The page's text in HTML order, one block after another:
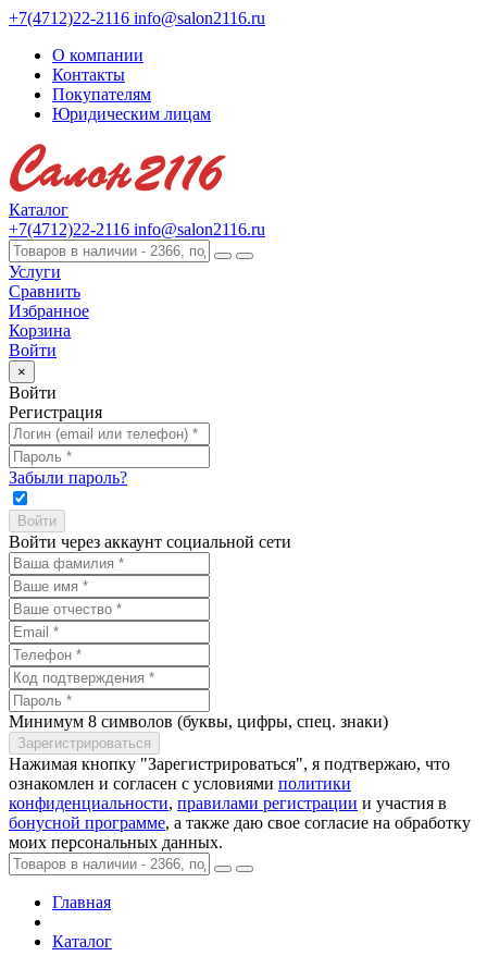
+7(4712)22-2116 info@salon2116.ru
О компании
Контакты
Покупателям
Юридическим лицам
Каталог
+7(4712)22-2116 info@salon2116.ru
Услуги
Сравнить
Избранное
Корзина
Войти
×
Войти
Регистрация
Забыли пароль?
Войти через аккаунт социальной сети
Минимум 8 символов (буквы, цифры, спец. знаки)
Нажимая кнопку "Зарегистрироваться", я подтвержаю, что
ознакомлен и согласен с условиями политики
конфиденциальности, правилами регистрации и участия в
бонусной программе, а также даю свое согласие на обработку
моих персональных данных.
Главная
Каталог